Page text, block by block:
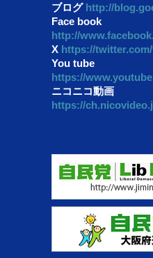
ブログ http://
Face book
http://
X https://
You tube
https://
ニコニコ動画
https://